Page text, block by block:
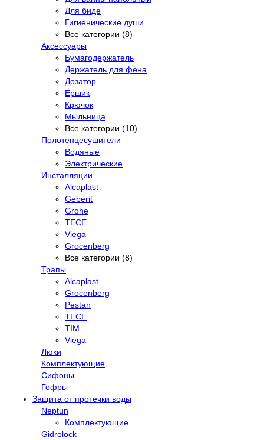
Для биде
Гигиенические души
Все категории (8)
Аксессуары
Бумагодержатель
Держатель для фена
Дозатор
Ёршик
Крючок
Мыльница
Все категории (10)
Полотенцесушители
Водяные
Электрические
Инсталляции
Alcaplast
Geberit
Grohe
TECE
Viega
Grocenberg
Все категории (8)
Трапы
Alcaplast
Grocenberg
Pestan
TECE
TIM
Viega
Люки
Комплектующие
Сифоны
Гофры
Защита от протечки воды
Neptun
Комплектующие
Gidrolock